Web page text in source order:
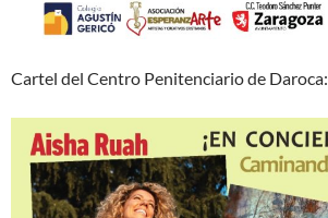
Cartel del Centro Penitenciario de Daroca: